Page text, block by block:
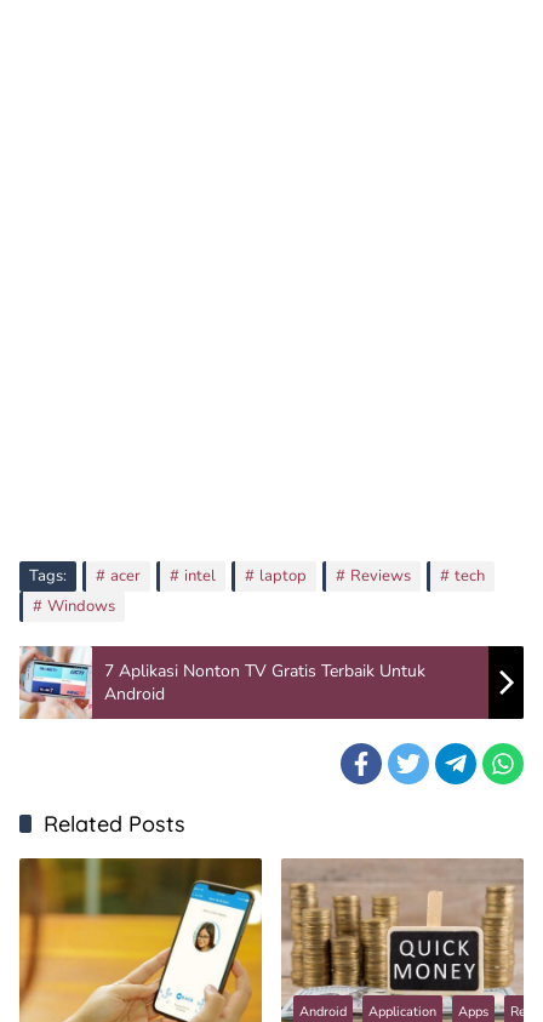
Tags: acer intel laptop Reviews
tech
Windows
7 Aplikasi Nonton TV Gratis Terbaik Untuk
Android
Related Posts
Android Application Apps